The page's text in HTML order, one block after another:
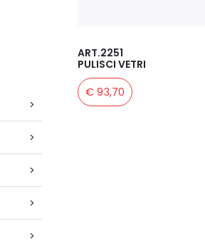
ART.2251
PULISCI VETRI
€ 93,70
>
>
>
>
>